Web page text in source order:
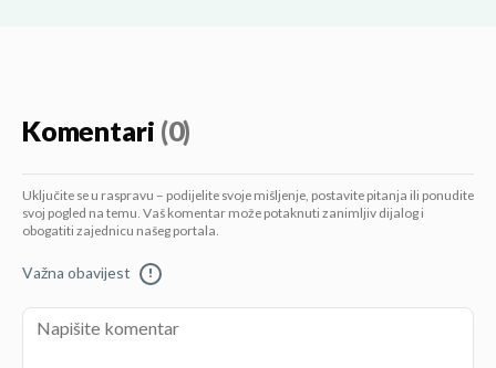
Komentari (0)
Uključite se u raspravu – podijelite svoje mišljenje, postavite pitanja ili ponudite
svoj pogled na temu. Vaš komentar može potaknuti zanimljiv dijalog i
obogatiti zajednicu našeg portala.
Važna obavijest !